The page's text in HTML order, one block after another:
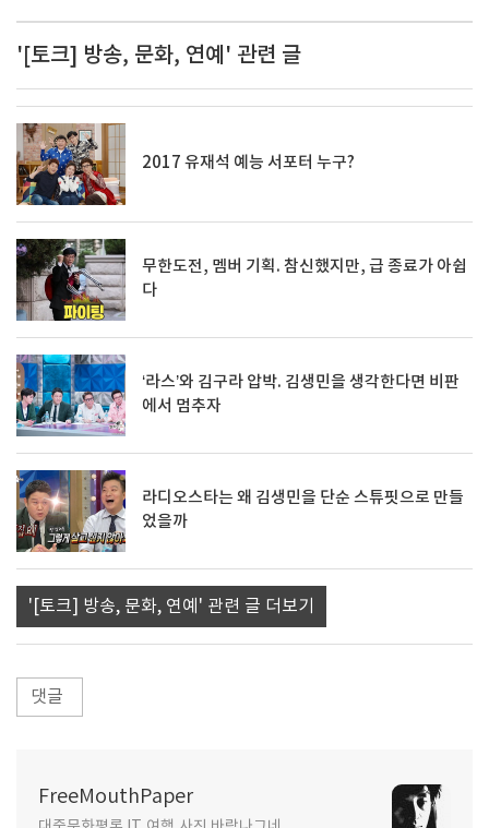
'[토크] 방송, 문화, 연예' 관련 글
2017 유재석 예능 서포터 누구?
무한도전, 멤버 기획. 참신했지만, 급 종료가 아쉽
다
‘라스’와 김구라 압박. 김생민을 생각한다면 비판
에서 멈추자
라디오스타는 왜 김생민을 단순 스튜핏으로 만들
었을까
'[토크] 방송, 문화, 연예' 관련 글 더보기
댓글
FreeMouthPaper